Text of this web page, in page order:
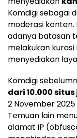
Komdigi sebagai
moderasi konten.
adanya batasan
melakukan
menyediakan
Komdigi
dari 10.000
2 November
Temuan lain
alamat IP